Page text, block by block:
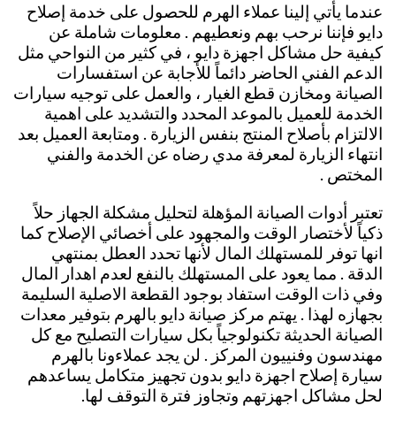
عندما يأتي إلينا عملاء الهرم للحصول على خدمة إصلاح
دايو فإننا نرحب بهم ونعطيهم . معلومات شاملة عن
كيفية حل مشاكل اجهزة دايو ، في كثير من النواحي مثل
الدعم الفني الحاضر دائماً للأجابة عن استفسارات
الصيانة ومخازن قطع الغيار ، والعمل على توجيه سيارات
الخدمة للعميل بالموعد المحدد والتشديد على اهمية
الالتزام بأصلاح المنتج بنفس الزيارة . ومتابعة العميل بعد
انتهاء الزيارة لمعرفة مدي رضاه عن الخدمة والفني
المختص .
تعتبر أدوات الصيانة المؤهلة لتحليل مشكلة الجهاز حلاً
ذكياً لأختصار الوقت والمجهود على أخصائي الإصلاح كما
انها توفر للمستهلك المال لأنها تحدد العطل بمنتهي
الدقة . مما يعود على المستهلك بالنفع لعدم اهدار المال
وفي ذات الوقت استفاد بوجود القطعة الاصلية السليمة
بجهازه لهذا . يهتم مركز صيانة دايو بالهرم بتوفير معدات
الصيانة الحديثة تكنولوجياً بكل سيارات التصليح مع كل
مهندسون وفنييون المركز . لن يجد عملاءونا بالهرم
سيارة إصلاح اجهزة دايو بدون تجهيز متكامل يساعدهم
لحل مشاكل اجهزتهم وتجاوز فترة التوقف لها.